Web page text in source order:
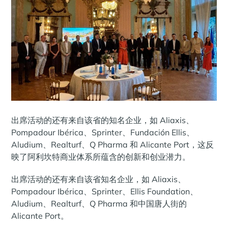
出席活动的还有来自该省的知名企业，如 Aliaxis、
Pompadour Ibérica、Sprinter、Fundación Ellis、
Aludium、Realturf、Q Pharma 和 Alicante Port，这反
映了阿利坎特商业体系所蕴含的创新和创业潜力。
出席活动的还有来自该省知名企业，如 Aliaxis、
Pompadour Ibérica、Sprinter、Ellis Foundation、
Aludium、Realturf、Q Pharma 和中国唐人街的
Alicante Port。